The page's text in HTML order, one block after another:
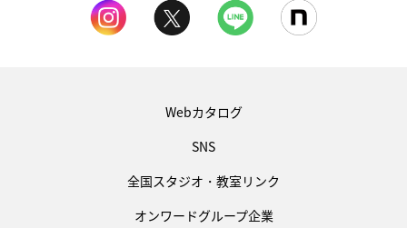
Webカタログ
SNS
全国スタジオ・教室リンク
オンワードグループ企業